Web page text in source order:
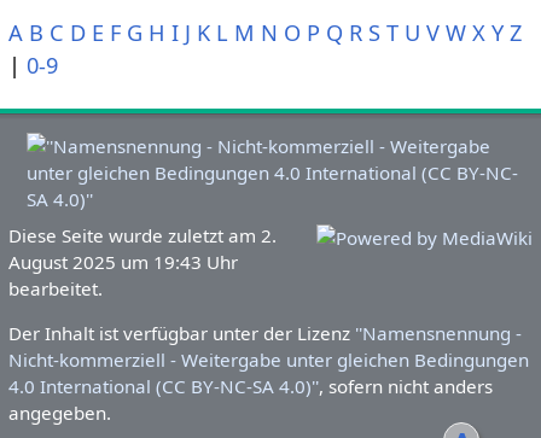
A B C D E F G H I J K L M N O P Q R S T U V W X Y Z
| 0-9
Diese Seite wurde zuletzt am 2.
August 2025 um 19:43 Uhr
bearbeitet.
Der Inhalt ist verfügbar unter der Lizenz ''Namensnennung -
Nicht-kommerziell - Weitergabe unter gleichen Bedingungen
4.0 International (CC BY-NC-SA 4.0)'', sofern nicht anders
angegeben.